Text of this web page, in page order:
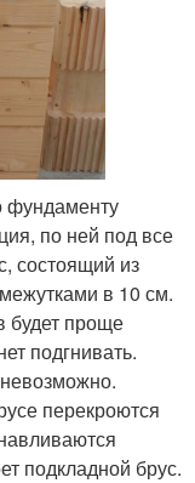
фундаменту
по ней под все
состоящий из
в 10 см.
будет проще
подгнивать.
перекроются
подкладной брус.